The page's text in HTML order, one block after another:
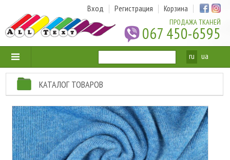
ПРОДАЖА ТКАНЕЙ
067 450-6595
Вход Регистрация Корзина
ru ua
КАТАЛОГ ТОВАРОВ